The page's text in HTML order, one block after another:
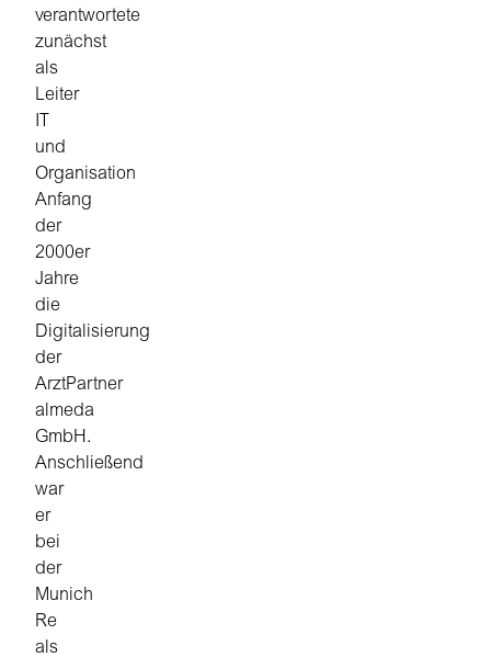
verantwortete
zunächst
als
Leiter
und
Organisation
Anfang
der
2000er
Jahre
die
Digitalisierung
der
ArztPartner
almeda
GmbH.
Anschließend
war
er
bei
der
Munich
Re
als